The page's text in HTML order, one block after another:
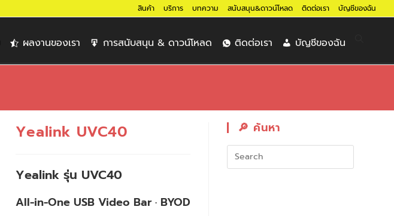
สินค้า บริการ บทความ สนับสนุน&ดาวน์โหลด ติดต่อเรา บัญชีของฉัน
ผลงานของเรา การสนับสนุน & ดาวน์โหลด ติดต่อเรา บัญชีของฉัน
Yealink UVC40
Yealink รุ่น UVC40
All-in-One USB Video Bar · BYOD
🔎︎ ค้นหา